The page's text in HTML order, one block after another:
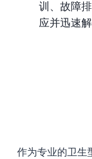
训、故障
应并迅速解
作为专业的卫生